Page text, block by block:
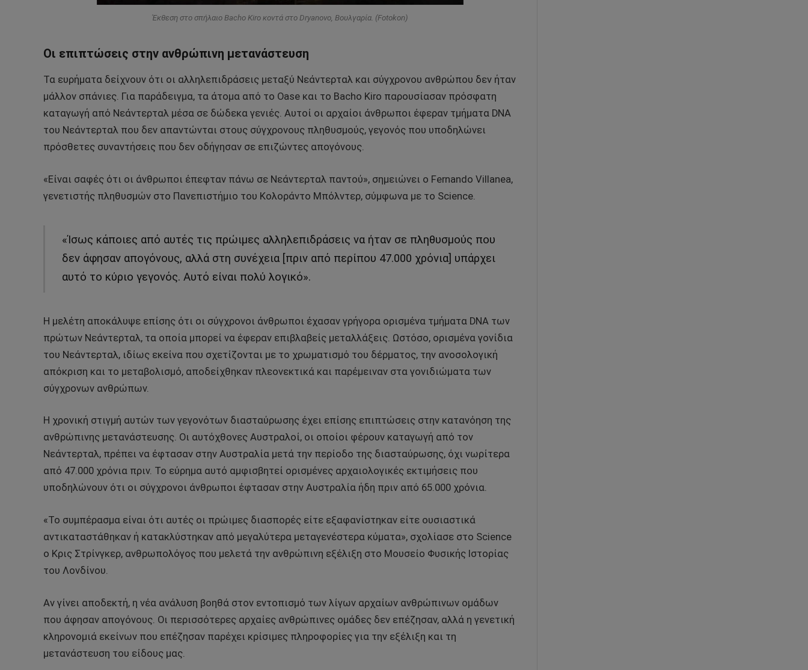
Έκθεση στο σπήλαιο Bacho Kiro κοντά στο Dryanovo, Βουλγαρία. (Fotokon)
Οι επιπτώσεις στην ανθρώπινη μετανάστευση
Τα ευρήματα δείχνουν ότι οι αλληλεπιδράσεις μεταξύ Νεάντερταλ και σύγχρονου ανθρώπου δεν ήταν
μάλλον σπάνιες. Για παράδειγμα, τα άτομα από το Oase και το Bacho Kiro παρουσίασαν πρόσφατη
καταγωγή από Νεάντερταλ μέσα σε δώδεκα γενιές. Αυτοί οι αρχαίοι άνθρωποι έφεραν τμήματα DNA
του Νεάντερταλ που δεν απαντώνται στους σύγχρονους πληθυσμούς, γεγονός που υποδηλώνει
πρόσθετες συναντήσεις που δεν οδήγησαν σε επιζώντες απογόνους.
«Είναι σαφές ότι οι άνθρωποι έπεφταν πάνω σε Νεάντερταλ παντού», σημειώνει ο Fernando Villanea,
γενετιστής πληθυσμών στο Πανεπιστήμιο του Κολοράντο Μπόλντερ, σύμφωνα με το Science.
«Ίσως κάποιες από αυτές τις πρώιμες αλληλεπιδράσεις να ήταν σε πληθυσμούς που
δεν άφησαν απογόνους, αλλά στη συνέχεια [πριν από περίπου 47.000 χρόνια] υπάρχει
αυτό το κύριο γεγονός. Αυτό είναι πολύ λογικό».
Η μελέτη αποκάλυψε επίσης ότι οι σύγχρονοι άνθρωποι έχασαν γρήγορα ορισμένα τμήματα DNA των
πρώτων Νεάντερταλ, τα οποία μπορεί να έφεραν επιβλαβείς μεταλλάξεις. Ωστόσο, ορισμένα γονίδια
του Νεάντερταλ, ιδίως εκείνα που σχετίζονται με το χρωματισμό του δέρματος, την ανοσολογική
απόκριση και το μεταβολισμό, αποδείχθηκαν πλεονεκτικά και παρέμειναν στα γονιδιώματα των
σύγχρονων ανθρώπων.
Η χρονική στιγμή αυτών των γεγονότων διασταύρωσης έχει επίσης επιπτώσεις στην κατανόηση της
ανθρώπινης μετανάστευσης. Οι αυτόχθονες Αυστραλοί, οι οποίοι φέρουν καταγωγή από τον
Νεάντερταλ, πρέπει να έφτασαν στην Αυστραλία μετά την περίοδο της διασταύρωσης, όχι νωρίτερα
από 47.000 χρόνια πριν. Το εύρημα αυτό αμφισβητεί ορισμένες αρχαιολογικές εκτιμήσεις που
υποδηλώνουν ότι οι σύγχρονοι άνθρωποι έφτασαν στην Αυστραλία ήδη πριν από 65.000 χρόνια.
«Το συμπέρασμα είναι ότι αυτές οι πρώιμες διασπορές είτε εξαφανίστηκαν είτε ουσιαστικά
αντικαταστάθηκαν ή κατακλύστηκαν από μεγαλύτερα μεταγενέστερα κύματα», σχολίασε στο Science
ο Κρις Στρίνγκερ, ανθρωπολόγος που μελετά την ανθρώπινη εξέλιξη στο Μουσείο Φυσικής Ιστορίας
του Λονδίνου.
Αν γίνει αποδεκτή, η νέα ανάλυση βοηθά στον εντοπισμό των λίγων αρχαίων ανθρώπινων ομάδων
που άφησαν απογόνους. Οι περισσότερες αρχαίες ανθρώπινες ομάδες δεν επέζησαν, αλλά η γενετική
κληρονομιά εκείνων που επέζησαν παρέχει κρίσιμες πληροφορίες για την εξέλιξη και τη
μετανάστευση του είδους μας.